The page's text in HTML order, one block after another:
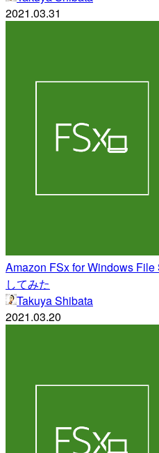
2021.03.31
Amazon FSx for Windows
してみた
Takuya Shibata
2021.03.20